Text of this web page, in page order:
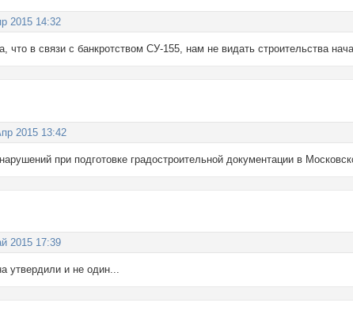
2015 14:32
что в связи с банкротством СУ-155, нам не видать строительства
2015 13:42
при подготовке градостроительной документации в
2015 17:39
утвердили и не один...